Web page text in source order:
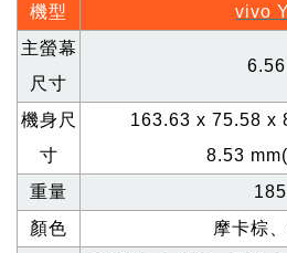
機型
vivo
主螢幕
尺寸
6.56
機身尺
寸
163.63 x 75.58 x
8.53 mm(
重量
顏色
摩卡棕